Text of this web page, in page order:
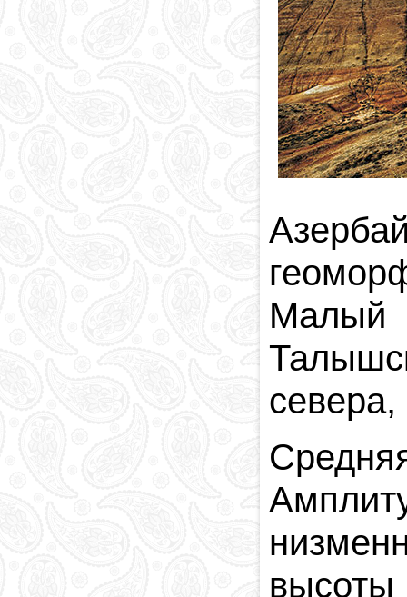
Малый
севера,
высоты